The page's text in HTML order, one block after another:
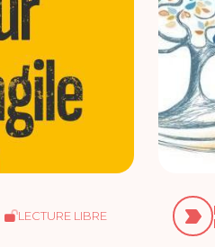
LECTURE LIBRE